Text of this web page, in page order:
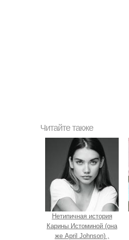
Читайте также
Нетипичная история
Карины Истоминой (она
же April Johnson) ,